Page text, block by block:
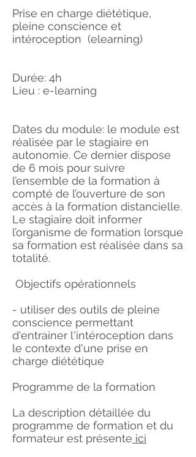
Prise en charge diététique,
pleine conscience et
intéroception (elearning)
Durée: 4h
Lieu : e-learning
Dates du module: le module est
réalisée par le stagiaire en
autonomie. Ce dernier dispose
de 6 mois pour suivre
l’ensemble de la formation à
compté de l’ouverture de son
accès à la formation distancielle.
Le stagiaire doit informer
l’organisme de formation lorsque
sa formation est réalisée dans sa
totalité.
Objectifs opérationnels
- utiliser des outils de pleine
conscience permettant
d'entrainer l'intéroception dans
le contexte d'une prise en
charge diététique
Programme de la formation
La description détaillée du
programme de formation et du
formateur est présente ici